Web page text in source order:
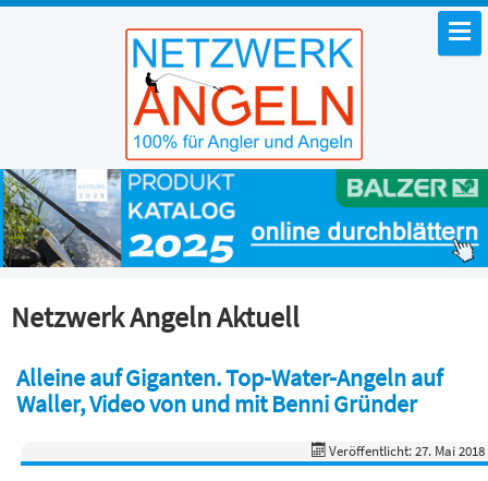
Netzwerk Angeln Aktuell
Alleine auf Giganten. Top-Water-Angeln auf
Waller, Video von und mit Benni Gründer
Veröffentlicht: 27. Mai 2018